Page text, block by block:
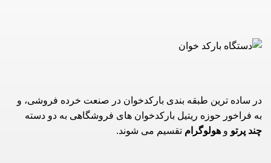
در ساده ترین طبقه بندی بارکدخوان در صنعت خرده فروشی، و
به فراخور حوزه ریتیل بارکدخوان های فروشگاهی به دو دسته
چند پرتو و هولوگرام تقسیم می شوند.